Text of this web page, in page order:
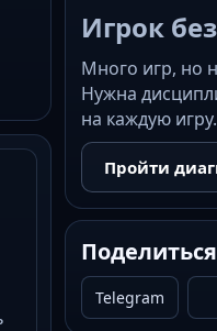
Игрок
Много игр, но
Нужна
на каждую игру.
Пройти
Поделиться
Telegram